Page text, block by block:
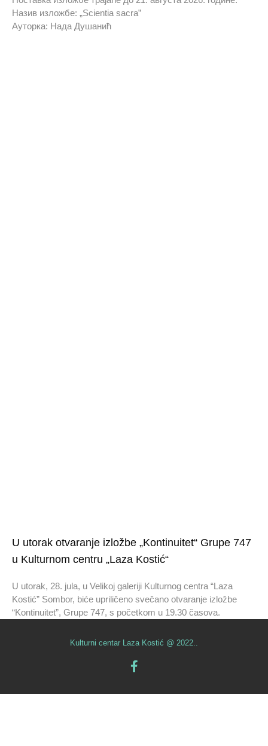
Назив изложбе: „Scientia sacra”
Ауторка: Нада Душанић
U utorak otvaranje izložbe „Kontinuitet“ Grupe 747
u Kulturnom centru „Laza Kostić“
U utorak, 28. jula, u Velikoj galeriji Kulturnog centra “Laza
Kostić” Sombor, biće upriličeno svečano otvaranje izložbe
“Kontinuitet”, Grupe 747, s početkom u 19.30 časova.
Kulturni centar Laza Kostić @ 2022..